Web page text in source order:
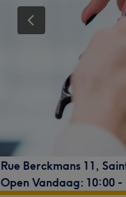
Rue Berckmans 11 ,
Open Vandaag: 10:00 -